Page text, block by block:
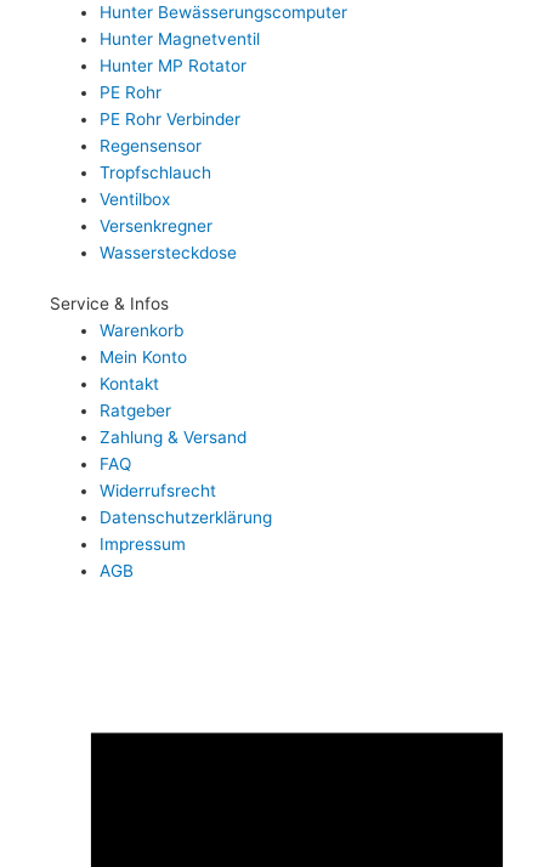
Hunter Bewässerungscomputer
Hunter Magnetventil
Hunter MP Rotator
PE Rohr
PE Rohr Verbinder
Regensensor
Tropfschlauch
Ventilbox
Versenkregner
Wassersteckdose
Service & Infos
Warenkorb
Mein Konto
Kontakt
Ratgeber
Zahlung & Versand
FAQ
Widerrufsrecht
Datenschutzerklärung
Impressum
AGB